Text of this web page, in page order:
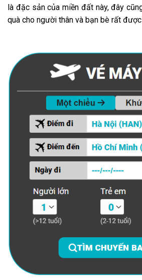
là đặc sản của miền đất này, đây
quà cho người thân và bạn bè rất